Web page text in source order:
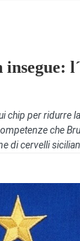
chip per ridurre
che
di cervelli